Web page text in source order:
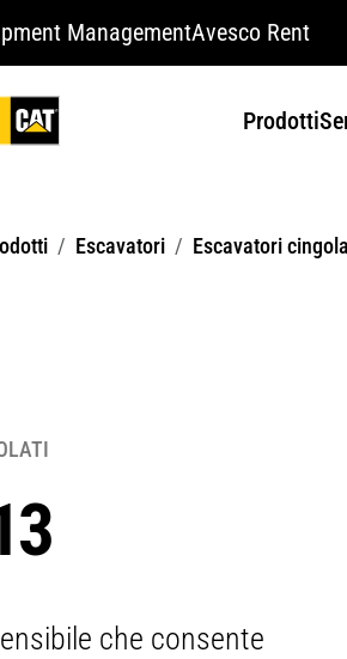
ManagementAvesco Rent
Prodotti
Escavatori Escavatori
che consente